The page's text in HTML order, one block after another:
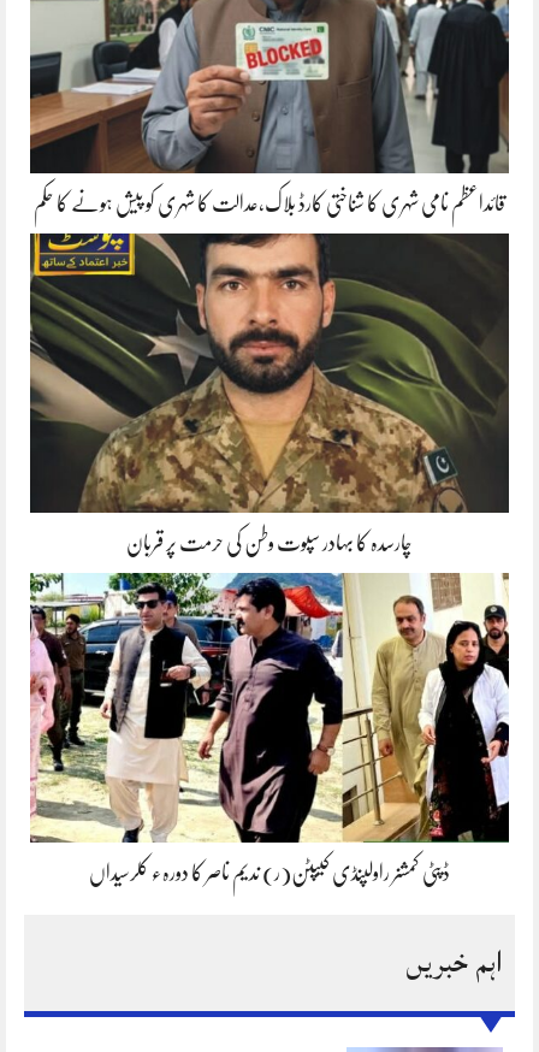
قائداعظم نامی شہری کا شناختی کارڈ بلاک،عدالت کا شہری کو پیش ہونے کا حکم
چارسدہ کا بہادر سپوت وطن کی حرمت پر قربان
ڈپٹی کمشنر راولپنڈی کیپٹن(ر) ندیم ناصر کا دورہء کلرسیداں
اہم خبریں